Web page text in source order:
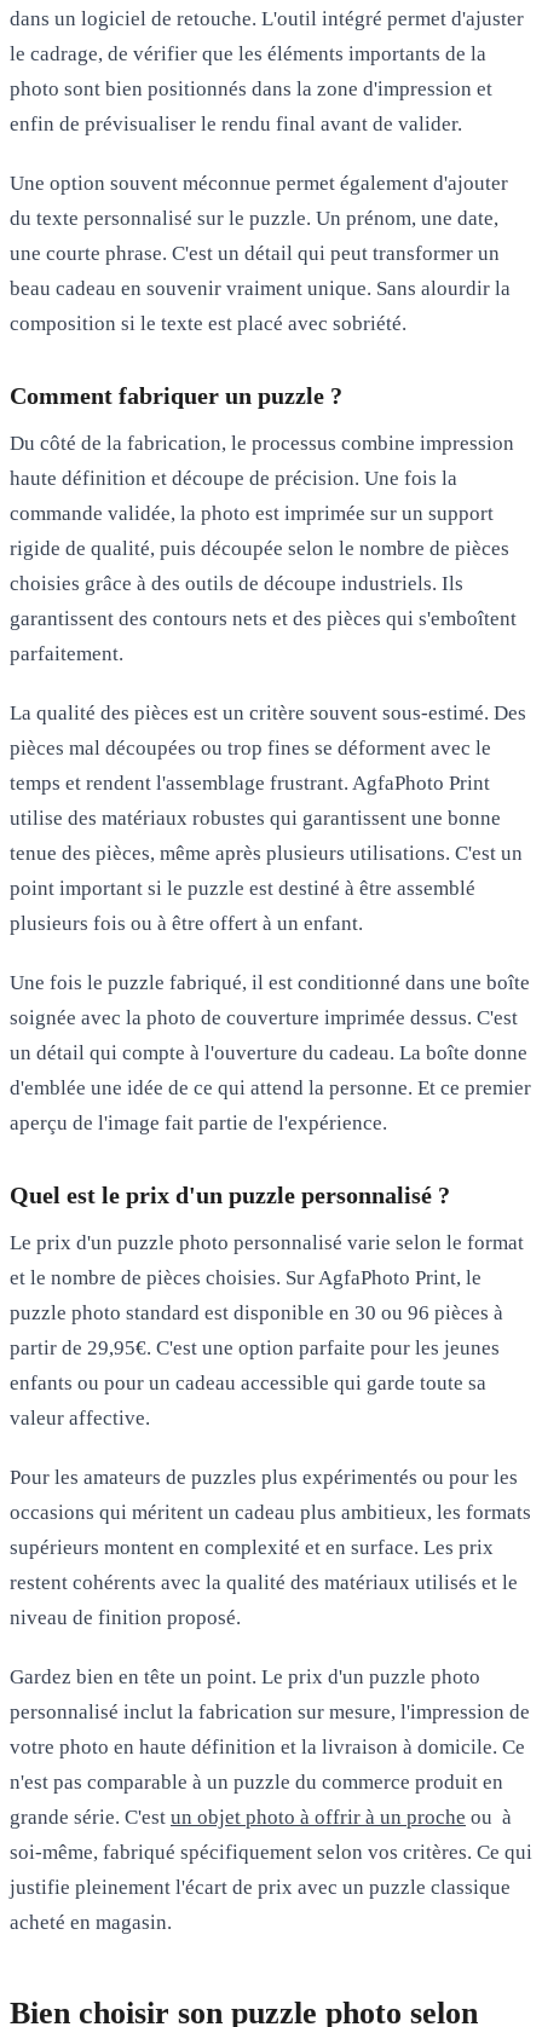
dans un logiciel de retouche. L'outil intégré permet d'ajuster
le cadrage, de vérifier que les éléments importants de la
photo sont bien positionnés dans la zone d'impression et
enfin de prévisualiser le rendu final avant de valider.
Une option souvent méconnue permet également d'ajouter
du texte personnalisé sur le puzzle. Un prénom, une date,
une courte phrase. C'est un détail qui peut transformer un
beau cadeau en souvenir vraiment unique. Sans alourdir la
composition si le texte est placé avec sobriété.
Comment fabriquer un puzzle ?
Du côté de la fabrication, le processus combine impression
haute définition et découpe de précision. Une fois la
commande validée, la photo est imprimée sur un support
rigide de qualité, puis découpée selon le nombre de pièces
choisies grâce à des outils de découpe industriels. Ils
garantissent des contours nets et des pièces qui s'emboîtent
parfaitement.
La qualité des pièces est un critère souvent sous-estimé. Des
pièces mal découpées ou trop fines se déforment avec le
temps et rendent l'assemblage frustrant. AgfaPhoto Print
utilise des matériaux robustes qui garantissent une bonne
tenue des pièces, même après plusieurs utilisations. C'est un
point important si le puzzle est destiné à être assemblé
plusieurs fois ou à être offert à un enfant.
Une fois le puzzle fabriqué, il est conditionné dans une boîte
soignée avec la photo de couverture imprimée dessus. C'est
un détail qui compte à l'ouverture du cadeau. La boîte donne
d'emblée une idée de ce qui attend la personne. Et ce premier
aperçu de l'image fait partie de l'expérience.
Quel est le prix d'un puzzle personnalisé ?
Le prix d'un puzzle photo personnalisé varie selon le format
et le nombre de pièces choisies. Sur AgfaPhoto Print, le
puzzle photo standard est disponible en 30 ou 96 pièces à
partir de 29,95€. C'est une option parfaite pour les jeunes
enfants ou pour un cadeau accessible qui garde toute sa
valeur affective.
Pour les amateurs de puzzles plus expérimentés ou pour les
occasions qui méritent un cadeau plus ambitieux, les formats
supérieurs montent en complexité et en surface. Les prix
restent cohérents avec la qualité des matériaux utilisés et le
niveau de finition proposé.
Gardez bien en tête un point. Le prix d'un puzzle photo
personnalisé inclut la fabrication sur mesure, l'impression de
votre photo en haute définition et la livraison à domicile. Ce
n'est pas comparable à un puzzle du commerce produit en
grande série. C'est un objet photo à offrir à un proche ou à
soi-même, fabriqué spécifiquement selon vos critères. Ce qui
justifie pleinement l'écart de prix avec un puzzle classique
acheté en magasin.
Bien choisir son puzzle photo selon